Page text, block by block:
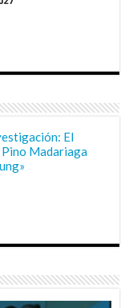
El
Madariaga